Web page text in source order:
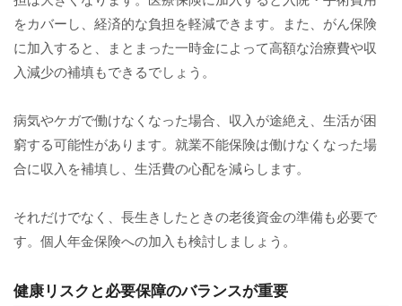
をカバーし、経済的な負担を軽減できます。また、がん保険
に加入すると、まとまった一時金によって高額な治療費や収
入減少の補填もできるでしょう。
病気やケガで働けなくなった場合、収入が途絶え、生活が困
窮する可能性があります。就業不能保険は働けなくなった場
合に収入を補填し、生活費の心配を減らします。
それだけでなく、長生きしたときの老後資金の準備も必要で
す。個人年金保険への加入も検討しましょう。
健康リスクと必要保障のバランスが重要